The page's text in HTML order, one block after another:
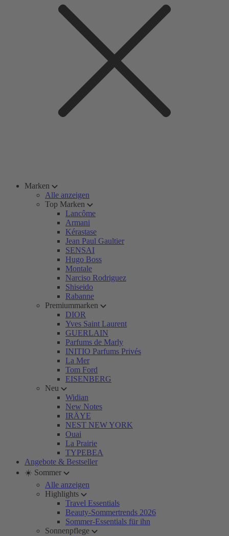
Marken
Alle anzeigen
Top Marken
Lancôme
Armani
Kérastase
Jean Paul Gaultier
SENSAI
Hugo Boss
Montale
Narciso Rodriguez
Shiseido
Rabanne
Premiummarken
DIOR
Yves Saint Laurent
GUERLAIN
Parfums de Marly
INITIO Parfums Privés
La Mer
Tom Ford
EISENBERG
Neu
Widian
New Notes
IRÄYE
NEST NEW YORK
Ouai
La Prairie
TYPEBEA
Angebote & Bestseller
☀️ Sommer
Alle anzeigen
Highlights
Travel Essentials
Beauty-Sommertrends 2026
Sommer-Essentials für ihn
Sonnenpflege